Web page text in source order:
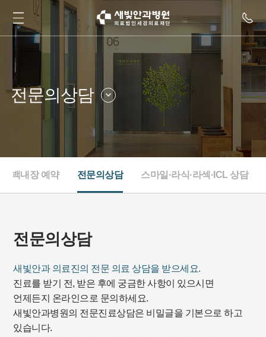
전문의상담
시력교정·노안백내장 예약
전문의상담
스마일·라식·라섹·ICL 상담
안백내장 예약 전문의상담 스마일·라식·라섹·ICL 상담
전문의상담
새빛안과 의료진의 전문 의료 상담을 받으세요.
진료를 받기 전, 받은 후에 궁금한 사항이 있으시면
언제든지 온라인으로 문의하세요.
새빛안과병원의 전문진료상담은 비밀글을 기본으로 하고
있습니다.